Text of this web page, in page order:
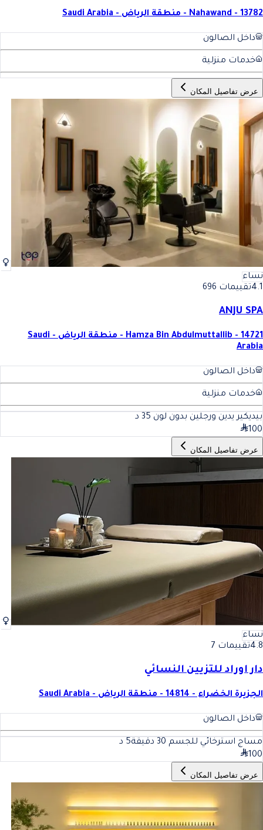
Nahawand - 13782 - منطقة الرياض - Saudi Arabia
داخل الصالون
خدمات منزلية
عرض تفاصيل المكان
نساء
4.1تقييمات 696
ANJU SPA
Hamza Bin Abdulmuttallib - 14721 - منطقة الرياض - Saudi
Arabia
داخل الصالون
خدمات منزلية
بيديكير يدين ورجلين بدون لون 35 د
100
عرض تفاصيل المكان
نساء
4.8تقييمات 7
دار اوراد للتزيين النسائي
الجزيرة الخضراء - 14814 - منطقة الرياض - Saudi Arabia
داخل الصالون
مساج استرخائي للجسم 30 دقيقة 5 د
100
عرض تفاصيل المكان